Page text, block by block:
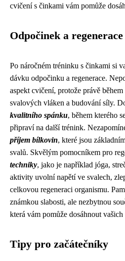
cvičení s činkami vám pomůže
Odpočinek a regenerace
Po náročném tréninku s činkami si
dávku odpočinku a regenerace.
aspekt cvičení, protože právě
svalových vláken a budování síly.
kvalitního spánku, během kterého
připraví na další trénink.
příjem bílkovin, které jsou
svalů. Skvělým pomocníkem pro
techniky, jako je například jóga,
aktivity uvolní napětí ve svalech,
celkovou regeneraci organismu.
známkou slabosti, ale nezbytnou
která vám pomůže dosáhnout
Tipy pro začátečníky